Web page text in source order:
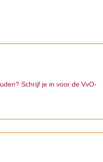
Schrijf je in voor de VvO-